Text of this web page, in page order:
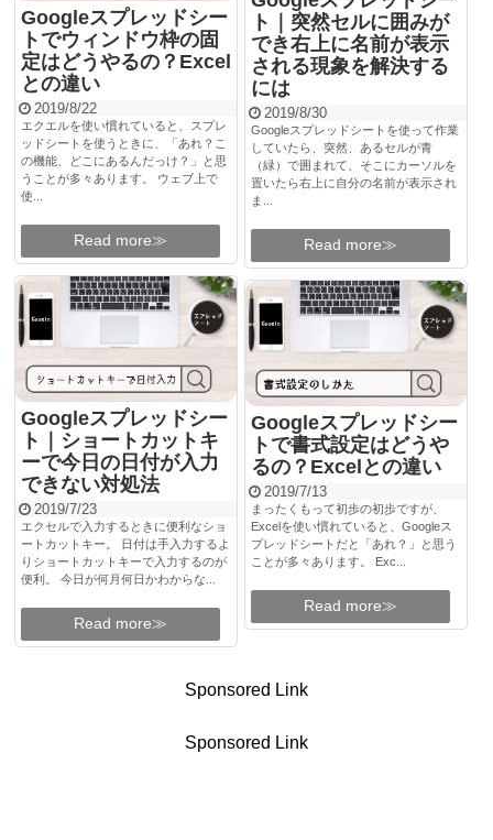
ト｜突然セルに囲みが
でき右上に名前が表示
される現象を解決する
には
2019/8/30
Googleスプレッドシートを使って作業
していたら、突然、あるセルが青
（緑）で囲まれて、そこにカーソルを
置いたら右上に自分の名前が表示され
ま...
Read more≫
Googleスプレッドシー
トでウィンドウ枠の固
定はどうやるの？Excel
との違い
2019/8/22
エクエルを使い慣れていると、スプレ
ッドシートを使うときに、「あれ？こ
の機能、どこにあるんだっけ？」と思
うことが多々あります。 ウェブ上で
使...
Read more≫
Googleスプレッドシー
ト｜ショートカットキ
ーで今日の日付が入力
できない対処法
2019/7/23
エクセルで入力するときに便利なショ
ートカットキー。 日付は手入力するよ
りショートカットキーで入力するのが
便利。 今日が何月何日かわからな...
Read more≫
Googleスプレッドシー
トで書式設定はどうや
るの？Excelとの違い
2019/7/13
まったくもって初歩の初歩ですが、
Excelを使い慣れていると、Googleス
プレッドシートだと「あれ？」と思う
ことが多々あります。 Exc...
Read more≫
Sponsored Link
Sponsored Link